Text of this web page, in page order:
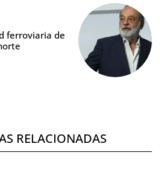
ferroviaria de
RELACIONADAS